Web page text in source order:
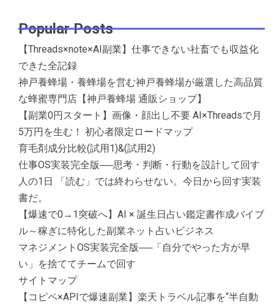
Popular Posts
【Threads×note×AI副業】仕事できない社畜でも収益化
できた全記録
神戸養蜂場・養蜂場を営む神戸養蜂場が厳選した高品質
な蜂蜜専門店【神戸養蜂場 通販ショップ】
【副業0円スタート】画像・顔出し不要 AI×Threadsで月
5万円を生む！ 初心者限定ロードマップ
育毛剤成分比較(試用1)&(試用2)
仕事OS実装完全版──思考・判断・行動を設計して回す
人の1日 「読む」では終わらせない。今日から回す実装
書だ。
【爆速で0→1突破へ】AI × 誕生日占い鑑定書作成バイブ
ル～稼ぎに特化した副業ネット占いビジネス
マネジメントOS実装完全版──「自分でやった方が早
い」を捨ててチームで回す
サイトマップ
【コピペ×APIで爆速副業】楽天トラベル記事を“半自動